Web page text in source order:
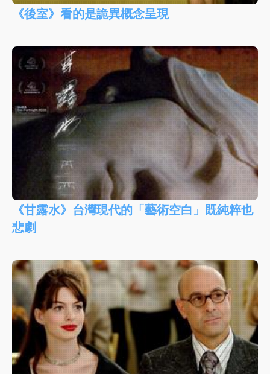
《後室》看的是詭異概念呈現
《甘露水》台灣現代的「藝術空白」既純粹也
悲劇